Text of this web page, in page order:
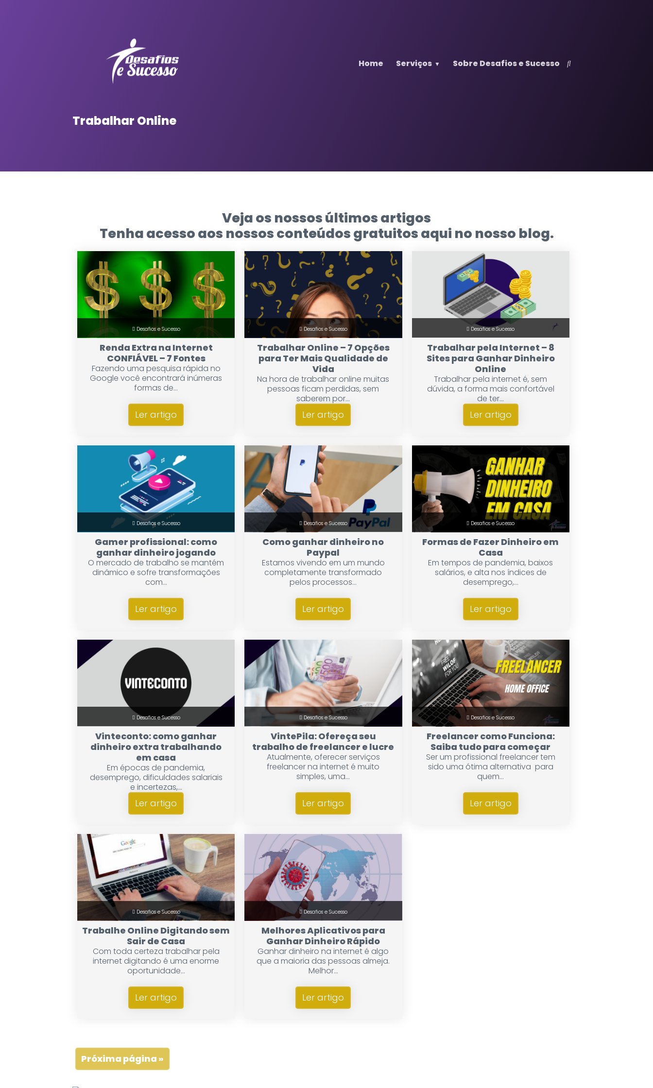
Home Serviços Sobre Desafios e Sucesso
Trabalhar Online
Veja os nossos últimos artigos
Tenha acesso aos nossos conteúdos gratuitos aqui no nosso blog.
Desafios e Sucesso
Renda Extra na Internet
CONFIÁVEL – 7 Fontes
Fazendo uma pesquisa rápida no
Google você encontrará inúmeras
formas de...
Ler artigo
Desafios e Sucesso
Trabalhar Online – 7 Opções
para Ter Mais Qualidade de
Vida
Na hora de trabalhar online muitas
pessoas ficam perdidas, sem
saberem por...
Ler artigo
Desafios e Sucesso
Trabalhar pela Internet – 8
Sites para Ganhar Dinheiro
Online
Trabalhar pela internet é, sem
dúvida, a forma mais confortável
de ter...
Ler artigo
Desafios e Sucesso
Gamer profissional: como
ganhar dinheiro jogando
O mercado de trabalho se mantém
dinâmico e sofre transformações
com...
Ler artigo
Desafios e Sucesso
Como ganhar dinheiro no
Paypal
Estamos vivendo em um mundo
completamente transformado
pelos processos...
Ler artigo
Desafios e Sucesso
Formas de Fazer Dinheiro em
Casa
Em tempos de pandemia, baixos
salários, e alta nos índices de
desemprego,...
Ler artigo
Desafios e Sucesso
Vinteconto: como ganhar
dinheiro extra trabalhando
em casa
Em épocas de pandemia,
desemprego, dificuldades salariais
e incertezas,...
Ler artigo
Desafios e Sucesso
VintePila: Ofereça seu
trabalho de freelancer e lucre
Atualmente, oferecer serviços
freelancer na internet é muito
simples, uma...
Ler artigo
Desafios e Sucesso
Freelancer como Funciona:
Saiba tudo para começar
Ser um profissional freelancer tem
sido uma ótima alternativa para
quem...
Ler artigo
Desafios e Sucesso
Trabalhe Online Digitando sem
Sair de Casa
Com toda certeza trabalhar pela
internet digitando é uma enorme
oportunidade...
Ler artigo
Desafios e Sucesso
Melhores Aplicativos para
Ganhar Dinheiro Rápido
Ganhar dinheiro na internet é algo
que a maioria das pessoas almeja.
Melhor...
Ler artigo
Próxima página »